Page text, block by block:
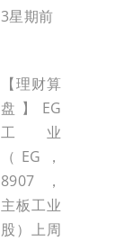
3星期前
【理财算
盘】EG
工业
（EG，
8907，
主板工业
股）上周